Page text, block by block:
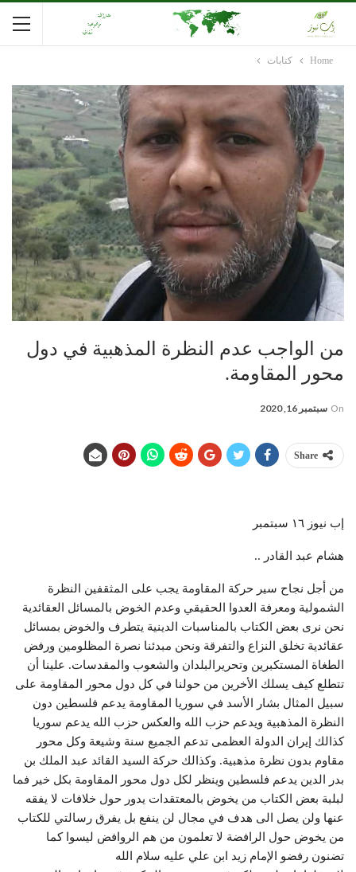
Home كتابات
من الواجب عدم النظرة المذهبية في دول
محور المقاومة.
On سبتمبر 16, 2020
Share
إب نيوز ١٦ سبتمبر
هشام عبد القادر ..
من أجل نجاح سير حركة المقاومة يجب على المثقفين النظرة
الشمولية ومعرفة العدوا الحقيقي وعدم الخوض بالمسائل العقائدية
نحن نرى بعض الكتاب بالمناسبات الدينية يتطرف والخوض بمسائل
عقائدية تخلق النزاع والتفرقة ونحن مبدئنا نصرة المظلومين ورفض
الطغاة المستكبرين وتحريرالبلدان والشعوب والمقدسات. علينا أن
تتطلع كيف يسلك الأخرين من حولنا في كل دول محور المقاومة على
سبيل المثال بشار الأسد في سوريا المقاومة يدعم فلسطين دون
النظرة المذهبية ويدعم حزب الله والعكس حزب الله يدعم سوريا
كذالك إيران الدولة العظمى تدعم الجميع سنة وشيعة وكل محور
مقاوم بدون نظرة مذهبية. وكذالك حركة السيد القائد عبد الملك بن
بدر الدين يدعم فلسطين وينظر لكل دول محور المقاومة بكل خير فما
لبلبة بعض الكتاب من يخوض بالمعتقدات يدور حول خلافات لا يفقه
عنها ولن يصل الى هدف في مجال لن ينفع بل يفرق رسالتي للكتاب
من يخوض حول الرافضة لا تعلمون من هم الروافض ليسوا كما
تضنون رفضو الإمام زيد ابن علي عليه سلام الله